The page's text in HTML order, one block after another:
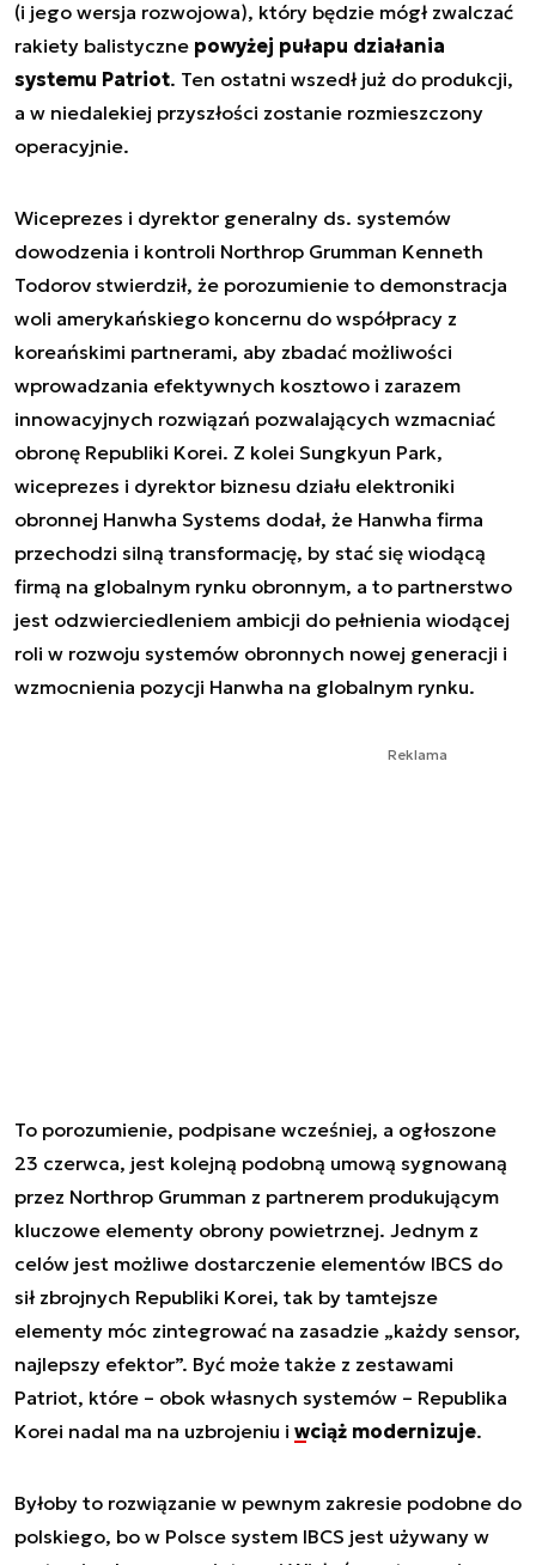
(i jego wersja rozwojowa), który będzie mógł zwalczać
rakiety balistyczne powyżej pułapu działania
systemu Patriot. Ten ostatni wszedł już do produkcji,
a w niedalekiej przyszłości zostanie rozmieszczony
operacyjnie.
Wiceprezes i dyrektor generalny ds. systemów
dowodzenia i kontroli Northrop Grumman Kenneth
Todorov stwierdził, że porozumienie to demonstracja
woli amerykańskiego koncernu do współpracy z
koreańskimi partnerami, aby zbadać możliwości
wprowadzania efektywnych kosztowo i zarazem
innowacyjnych rozwiązań pozwalających wzmacniać
obronę Republiki Korei. Z kolei Sungkyun Park,
wiceprezes i dyrektor biznesu działu elektroniki
obronnej Hanwha Systems dodał, że Hanwha firma
przechodzi silną transformację, by stać się wiodącą
firmą na globalnym rynku obronnym, a to partnerstwo
jest odzwierciedleniem ambicji do pełnienia wiodącej
roli w rozwoju systemów obronnych nowej generacji i
wzmocnienia pozycji Hanwha na globalnym rynku.
Reklama
To porozumienie, podpisane wcześniej, a ogłoszone
23 czerwca, jest kolejną podobną umową sygnowaną
przez Northrop Grumman z partnerem produkującym
kluczowe elementy obrony powietrznej. Jednym z
celów jest możliwe dostarczenie elementów IBCS do
sił zbrojnych Republiki Korei, tak by tamtejsze
elementy móc zintegrować na zasadzie „każdy sensor,
najlepszy efektor”. Być może także z zestawami
Patriot, które – obok własnych systemów – Republika
Korei nadal ma na uzbrojeniu i wciąż modernizuje.
Byłoby to rozwiązanie w pewnym zakresie podobne do
polskiego, bo w Polsce system IBCS jest używany w